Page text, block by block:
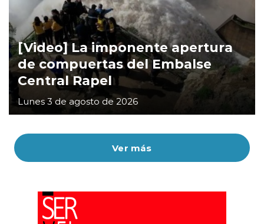
Ver más
[Video] La imponente apertura
de compuertas del Embalse
Central Rapel
Lunes 3 de agosto de 2026